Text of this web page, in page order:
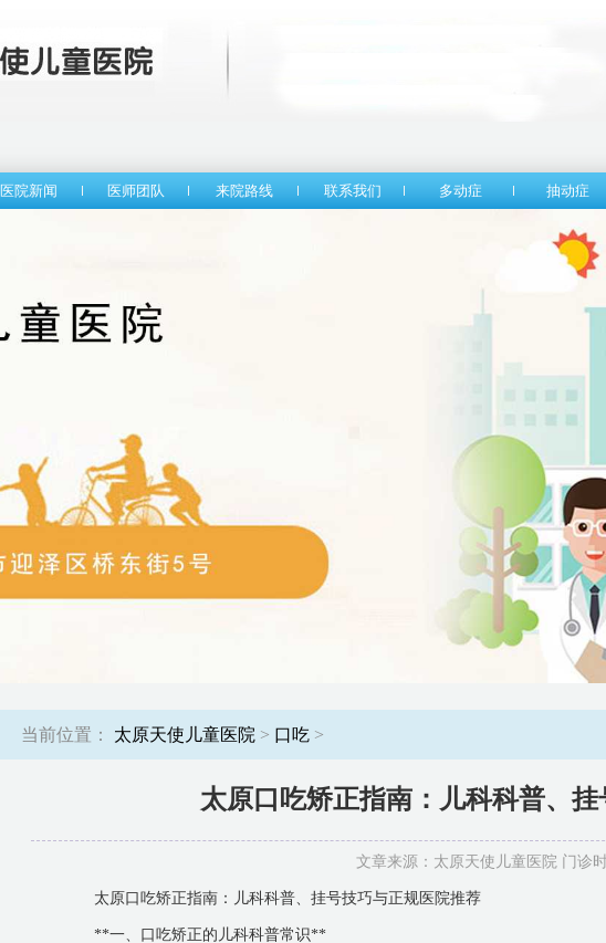
医院新闻 医师团队 来院路线 联系我们 多动症 抽动症
当前位置： 太原天使儿童医院 > 口吃 >
太原口吃矫正指南：儿科科普、
文章来源：太原天使儿童医院 门诊
太原口吃矫正指南：儿科科普、挂号技巧与正规医院推荐
**一、口吃矫正的儿科科普常识**